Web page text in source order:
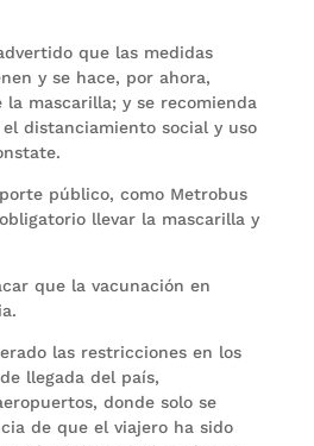
que las medidas
y se hace, por ahora,
mascarilla; y se recomienda
distanciamiento social y uso
público, como Metrobus
llevar la mascarilla y
que la vacunación en
las restricciones en los
llegada del país,
donde solo se
de que el viajero ha sido